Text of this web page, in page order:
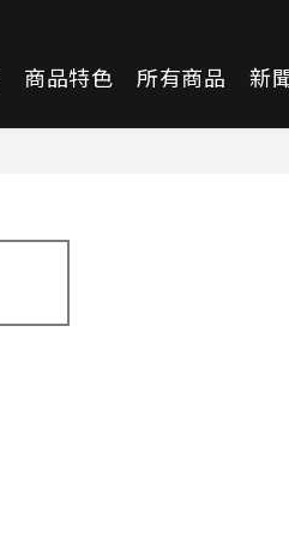
商品特色 所有商品 新